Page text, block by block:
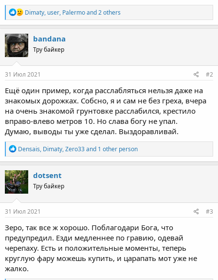
R
e
a
c
t
i
o
n
s
Dimaty, user, Palermoand 2 others
bandana
Тру байкер
31 Июл 2021 #2
Ещё один пример, когда расслабляться нельзя даже на
знакомых дорожках. Собсно, я и сам не без греха, вчера
на очень знакомой грунтовке расслабился, крестило
вправо-влево метров 10. Но слава богу не упал.
Думаю, выводы ты уже сделал. Выздоравливай.
R
e
a
c
t
i
o
n
s
Densais, Dimaty,Zero33and 1 other person
dotsent
Тру байкер
31 Июл 2021 #3
Зеро, так все ж хорошо. Поблагодари Бога, что
предупредил. Езди медленнее по гравию, одевай
черепаху. Есть и положительные моменты, теперь
круглую фару можешь купить, и царапать мот уже не
жалко.